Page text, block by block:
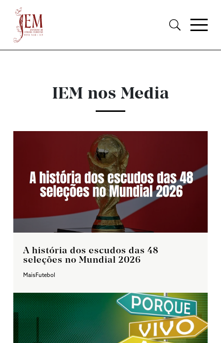
IEM nos Media
A história dos escudos das 48
seleções no Mundial 2026
MaisFutebol